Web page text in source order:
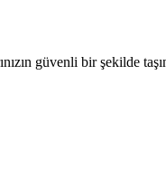
güvenli bir şekilde